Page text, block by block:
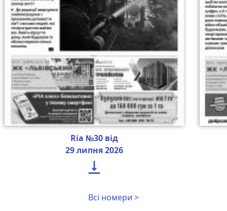
Ria №30 від
29 липня 2026

Всі номери >